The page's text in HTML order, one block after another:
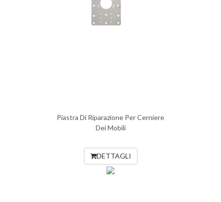
Piastra Di Riparazione Per Cerniere
Dei Mobili
DETTAGLI